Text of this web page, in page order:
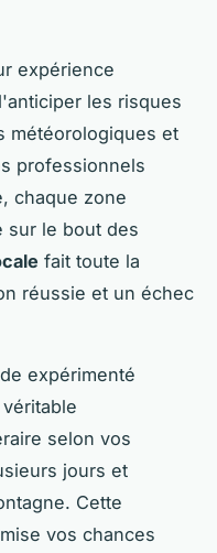
expérience
les risques
météorologiques et
professionnels
chaque zone
sur le bout des
fait toute la
réussie et un échec
expérimenté
selon vos
jours et
Cette
vos chances